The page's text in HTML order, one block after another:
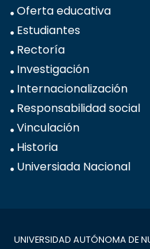
Oferta educativa
Estudiantes
Rectoría
Investigación
Internacionalización
Responsabilidad social
Vinculación
Historia
Universiada Nacional
UNIVERSIDAD AUTÓNOMA DE